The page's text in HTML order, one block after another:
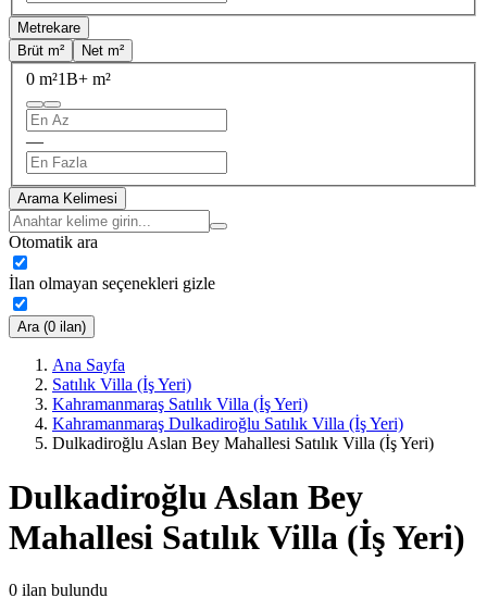
Metrekare
Brüt m²
Net m²
0 m²1B+ m²
—
Arama Kelimesi
Otomatik ara
İlan olmayan seçenekleri gizle
Ara (0 ilan)
Ana Sayfa
Satılık Villa (İş Yeri)
Kahramanmaraş Satılık Villa (İş Yeri)
Kahramanmaraş Dulkadiroğlu Satılık Villa (İş Yeri)
Dulkadiroğlu Aslan Bey Mahallesi Satılık Villa (İş Yeri)
Dulkadiroğlu Aslan Bey
Mahallesi Satılık Villa (İş Yeri)
0 ilan bulundu